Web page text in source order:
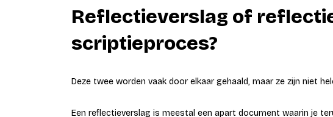
Reflectieverslag of
scriptieproces?
Deze twee worden vaak door elkaar gehaald, maar ze zijn niet
Een reflectieverslag is meestal een apart document waarin je